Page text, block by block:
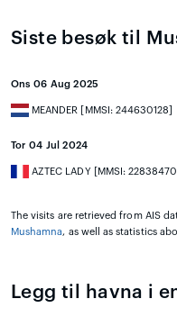
Siste besøk til
Ons 06 Aug 2025
MEANDER [MMSI: 244630128]
Tor 04 Jul 2024
AZTEC LADY [MMSI:
The visits are retrieved from AIS
Mushamna, as well as statistics
Legg til havna i